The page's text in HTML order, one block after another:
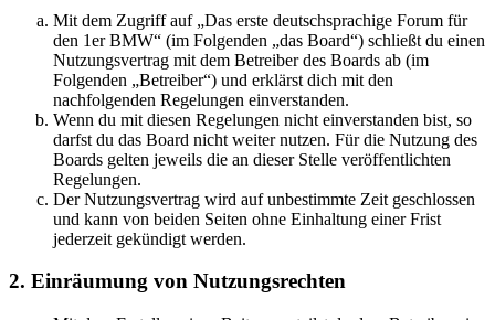
Mit dem Zugriff auf „Das erste deutschsprachige Forum für
den 1er BMW“ (im Folgenden „das Board“) schließt du einen
Nutzungsvertrag mit dem Betreiber des Boards ab (im
Folgenden „Betreiber“) und erklärst dich mit den
nachfolgenden Regelungen einverstanden.
Wenn du mit diesen Regelungen nicht einverstanden bist, so
darfst du das Board nicht weiter nutzen. Für die Nutzung des
Boards gelten jeweils die an dieser Stelle veröffentlichten
Regelungen.
Der Nutzungsvertrag wird auf unbestimmte Zeit geschlossen
und kann von beiden Seiten ohne Einhaltung einer Frist
jederzeit gekündigt werden.
2. Einräumung von Nutzungsrechten